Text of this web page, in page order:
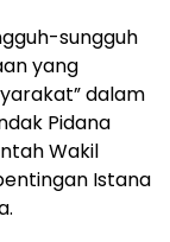
sungguh
yang
dalam
Pidana
Wakil
Istana